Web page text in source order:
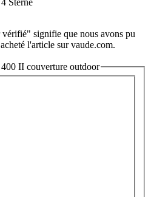
signifie que nous avons pu
l'article sur vaude.com.
II couverture outdoor